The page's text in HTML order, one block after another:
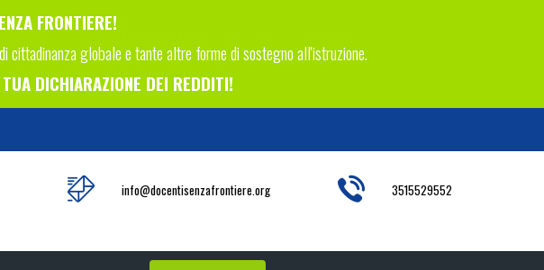
FRONTIERE!
cittadinanza globale e tante altre forme di sostegno all'istruzione.
DICHIARAZIONE DEI REDDITI!
info@docentisenzafrontiere.org 3515529552